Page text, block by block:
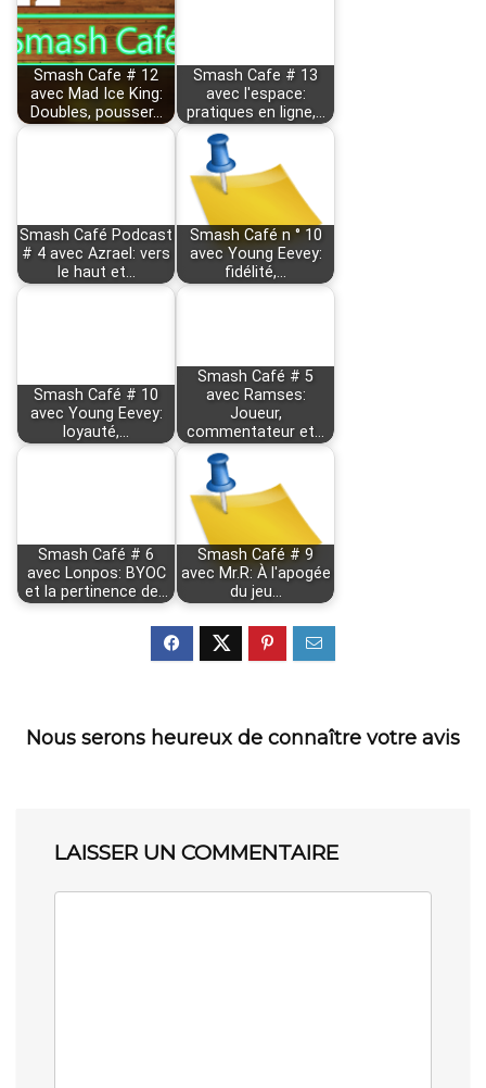
Smash Cafe # 12
avec Mad Ice King:
Doubles, pousser…
Smash Cafe # 13
avec l'espace:
pratiques en ligne,…
Smash Café Podcast
# 4 avec Azrael: vers
le haut et…
Smash Café n ° 10
avec Young Eevey:
fidélité,…
Smash Café # 10
avec Young Eevey:
loyauté,…
Smash Café # 5
avec Ramses:
Joueur,
commentateur et…
Smash Café # 6
avec Lonpos: BYOC
et la pertinence de…
Smash Café # 9
avec Mr.R: À l'apogée
du jeu…
Nous serons heureux de connaître votre avis
LAISSER UN COMMENTAIRE